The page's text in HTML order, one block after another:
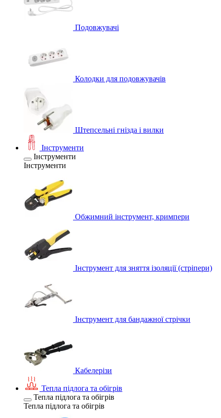
Подовжувачі
Колодки для подовжувачів
Штепсельні гнізда і вилки
Інструменти
Інструменти
Інструменти
Обжимний інструмент, кримпери
Інструмент для зняття ізоляції (стріпери)
Інструмент для бандажної стрічки
Кабелерізи
Тепла підлога та обігрів
Тепла підлога та обігрів
Тепла підлога та обігрів